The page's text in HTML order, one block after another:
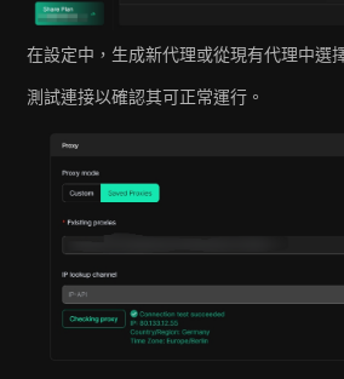
在設定中，生成新代理或從現有代理中選
測試連接以確認其可正常運行。